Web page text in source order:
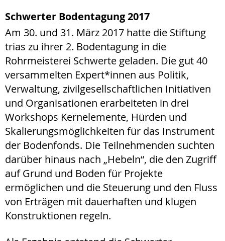
Schwerter Bodentagung 2017
Am 30. und 31. März 2017 hatte die Stiftung
trias zu ihrer 2. Bodentagung in die
Rohrmeisterei Schwerte geladen. Die gut 40
versammelten Expert*innen aus Politik,
Verwaltung, zivilgesellschaftlichen Initiativen
und Organisationen erarbeiteten in drei
Workshops Kernelemente, Hürden und
Skalierungsmöglichkeiten für das Instrument
der Bodenfonds. Die Teilnehmenden suchten
darüber hinaus nach „Hebeln“, die den Zugriff
auf Grund und Boden für Projekte
ermöglichen und die Steuerung und den Fluss
von Erträgen mit dauerhaften und klugen
Konstruktionen regeln.